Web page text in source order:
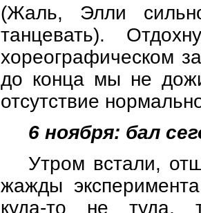
(Жаль, Элли
танцевать).
хореографическом
до конца мы не
отсутствие
6 ноября: бал
Утром встали,
жажды
куда-то не туда,